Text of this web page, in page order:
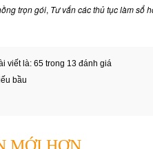
trọn gói, Tư vấn các thủ tục làm sổ
viết là: 65 trong 13 đánh giá
bầu
MỚI HƠN